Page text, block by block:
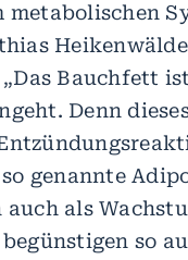
metabolischen
Bauchfett
Denn
genannte
als
so